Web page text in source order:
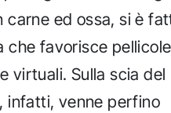
carne ed ossa, si è
che favorisce pellicole
virtuali. Sulla scia del
, infatti, venne perfino